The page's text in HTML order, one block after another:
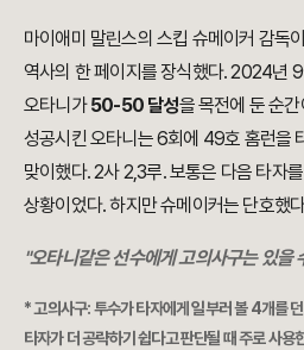
마이애미 말린스의 스킵 슈메이커 감독
역사의 한 페이지를 장식했다. 2024년 9
오타니가50-50 달성을 목전에 둔 순
성공시킨 오타니는 6회에 49호 홈런을
맞이했다. 2사 2,3루. 보통은 다음 타자
상황이었다. 하지만 슈메이커는 단호했
"오타니같은 선수에게 고의사구는 있을
* 고의사구: 투수가 타자에게 일부러 볼 4개를
타자가 더 공략하기 쉽다고 판단될 때 주로 사용